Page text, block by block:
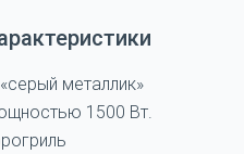
металлик»
1500 Вт.